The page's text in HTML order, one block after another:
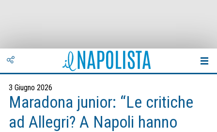
3 Giugno 2026
Maradona junior: “Le critiche
ad Allegri? A Napoli hanno